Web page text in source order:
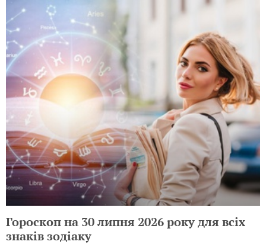
Гороскоп на 30 липня 2026 року для всіх
знаків зодіаку